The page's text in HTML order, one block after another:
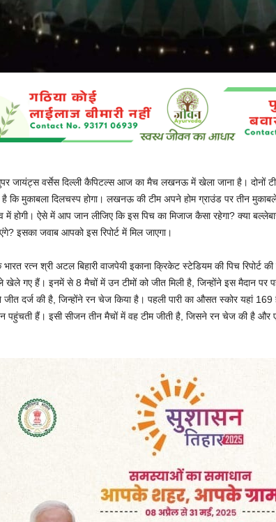
जायंट्स वर्सेस दिल्ली कैपिटल्स आज का मैच लखनऊ में खेला जाना है। दोनों
है कि मुकाबला दिलचस्प होगा। लखनऊ की टीम अपने होम ग्राउंड पर तीन
में होगी। ऐसे में आप जान लीजिए कि इस पिच का मिजाज कैसा रहेगा? क्या
इसका जवाब आपको इस रिपोर्ट में मिल जाएगा।
रत्न श्री अटल बिहारी वाजपेयी इकाना क्रिकेट स्टेडियम की पिच रिपोर्ट
खेले गए हैं। इनमें से 8 मैचों में उन टीमों को जीत मिली है, जिन्होंने इस मैदान पर
जीत दर्ज की है, जिन्होंने रन चेज किया है। पहली पारी का औसत स्कोर यहां
पहुंचती हैं। इसी सीजन तीन मैचों में वह टीम जीती है, जिसने रन चेज की है और